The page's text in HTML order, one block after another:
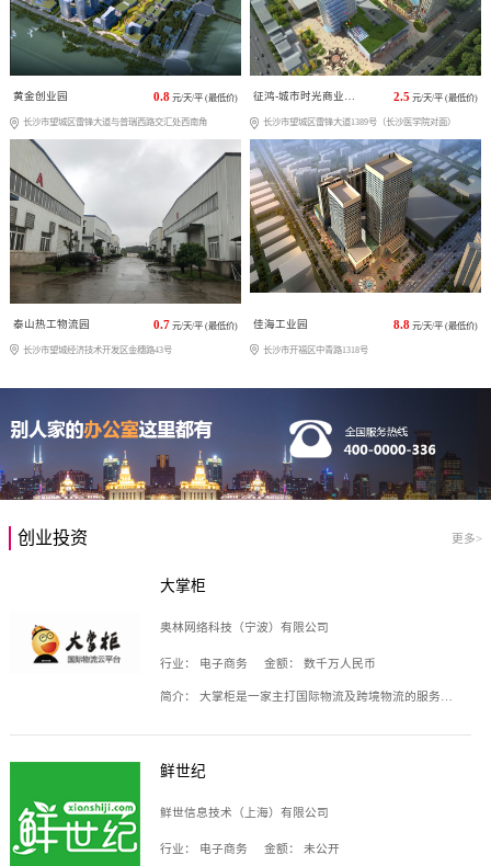
黄金创业园 0.8 元/天/平 (最低价)
长沙市望城区雷锋大道与普瑞西路交汇处西南角
征鸿-城市时光商业广场 2.5 元/天/平 (最低价)
长沙市望城区雷锋大道1389号（长沙医学院对面）
泰山热工物流园 0.7 元/天/平 (最低价)
长沙市望城经济技术开发区金穗路43号
佳海工业园 8.8 元/天/平 (最低价)
长沙市开福区中青路1318号
创业投资 更多>
大掌柜
奥林网络科技（宁波）有限公司
行业： 电子商务 金额： 数千万人民币
简介： 大掌柜是一家主打国际物流及跨境物流的服务云平台，致力于帮助全球国际物流企业在互联网上建立自己的平台，核心产品包括运价通、生意通、业务通、订舱通、招财通等，奥林网络科技（宁波）有限公司旗下产品。
鲜世纪
鲜世信息技术（上海）有限公司
行业： 电子商务 金额： 未公开